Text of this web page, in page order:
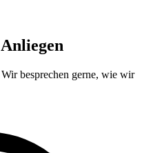
besprechen gerne, wie wir